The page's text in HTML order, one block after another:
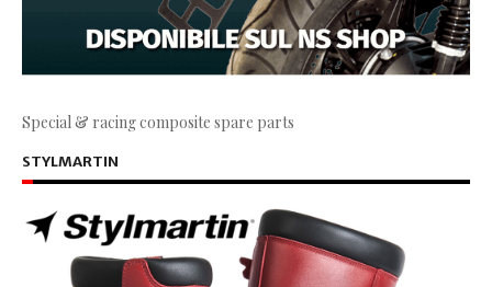
Special & racing composite spare parts
STYLMARTIN